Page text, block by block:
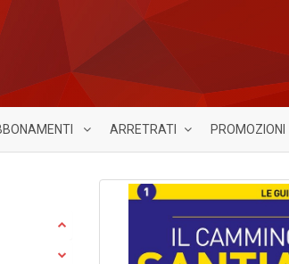
ARRETRATI PROMOZIONI